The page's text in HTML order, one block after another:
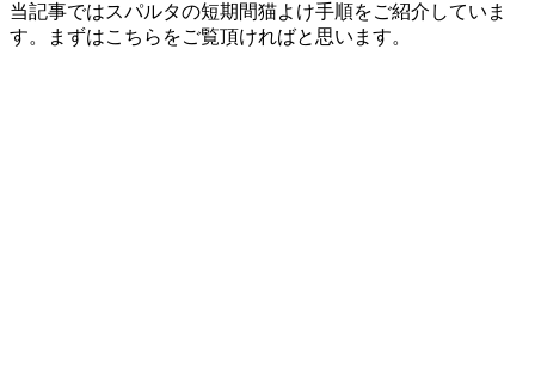
当記事ではスパルタの短期間猫よけ手順をご紹介していま
す。まずはこちらをご覧頂ければと思います。